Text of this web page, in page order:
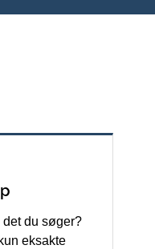
det du søger?
eksakte